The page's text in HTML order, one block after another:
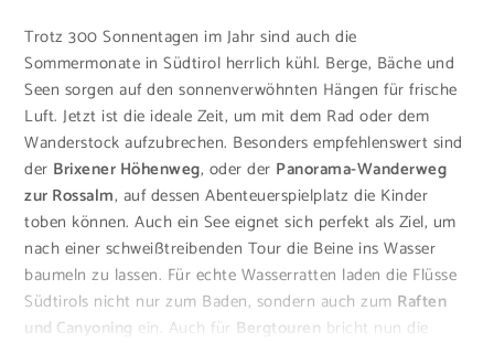
Trotz 300 Sonnentagen im Jahr sind auch die
Sommermonate in Südtirol herrlich kühl. Berge, Bäche und
Seen sorgen auf den sonnenverwöhnten Hängen für frische
Luft. Jetzt ist die ideale Zeit, um mit dem Rad oder dem
Wanderstock aufzubrechen. Besonders empfehlenswert sind
der Brixener Höhenweg, oder der Panorama-Wanderweg
zur Rossalm, auf dessen Abenteuerspielplatz die Kinder
toben können. Auch ein See eignet sich perfekt als Ziel, um
nach einer schweißtreibenden Tour die Beine ins Wasser
baumeln zu lassen. Für echte Wasserratten laden die Flüsse
Südtirols nicht nur zum Baden, sondern auch zum Raften
und Canyoning ein. Auch für Bergtouren bricht nun die